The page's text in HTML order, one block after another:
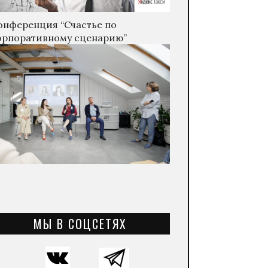
“Счастье по
сценарию”
МЫ В СОЦСЕТЯХ